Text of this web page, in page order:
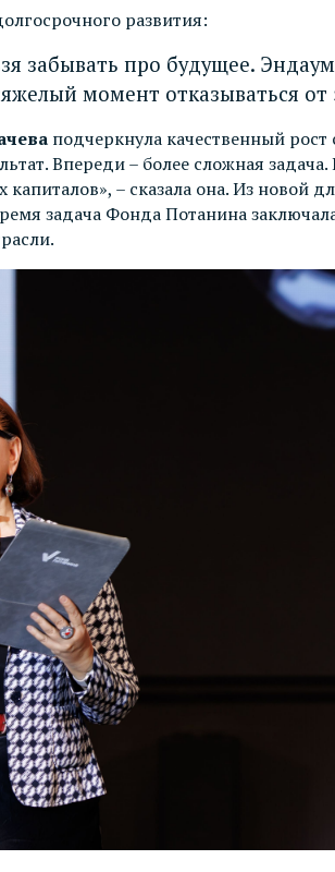
развития:
забывать про будущее.
момент отказываться от
подчеркнула качественный
Впереди – более сложная
– сказала она. Из
задача Фонда Потанина